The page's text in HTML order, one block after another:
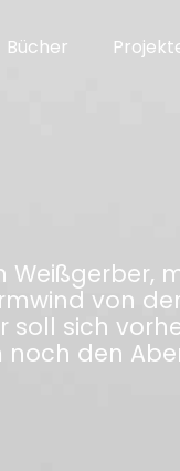
Bücher
Weißgerber,
von
sich
noch den